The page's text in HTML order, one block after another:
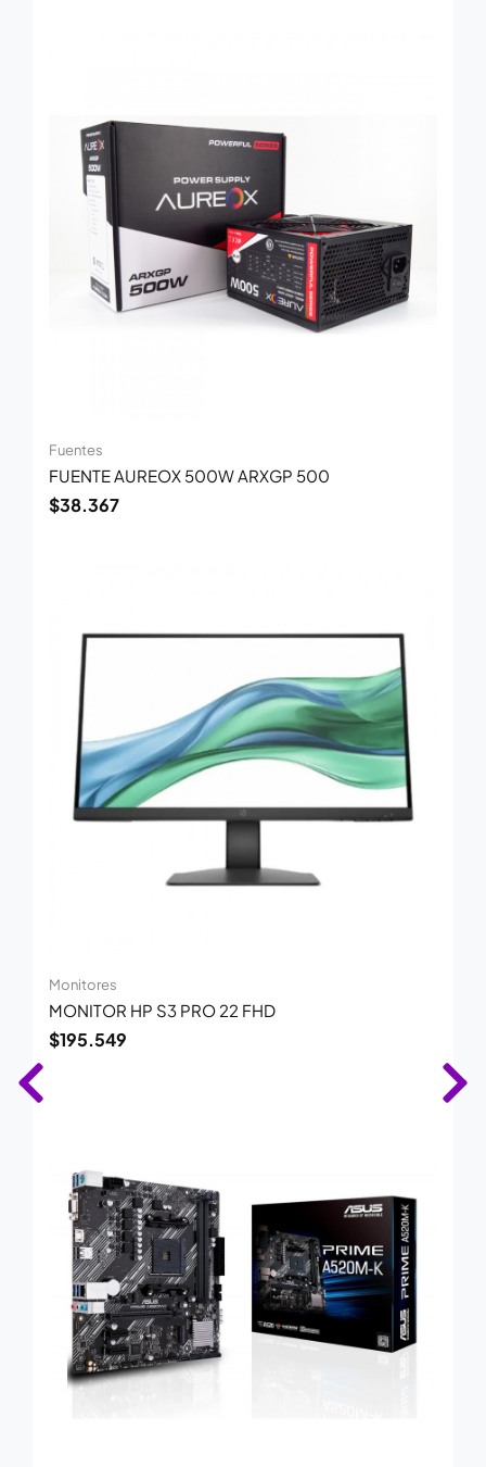
Fuentes
FUENTE AUREOX 500W ARXGP 500
$38.367
Monitores
MONITOR HP S3 PRO 22 FHD
$195.549